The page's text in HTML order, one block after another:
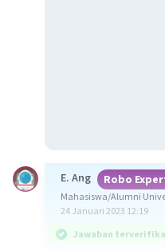
E. Ang Robo
Mahasiswa/Alumni
24 Januari 2023 12:19
Jawaban